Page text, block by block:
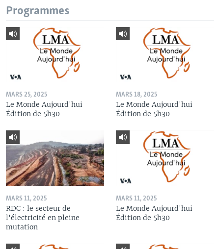
Programmes
MARS 25, 2025
Le Monde Aujourd'hui
Édition de 5h30
MARS 18, 2025
Le Monde Aujourd'hui
Édition de 5h30
MARS 11, 2025
RDC : le secteur de
l'électricité en pleine
mutation
MARS 11, 2025
Le Monde Aujourd'hui
Édition de 5h30